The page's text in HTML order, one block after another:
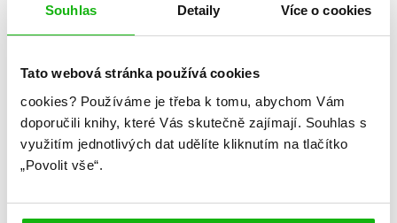
Souhlas Detaily Více o cookies
Tato webová stránka používá cookies
cookies? Používáme je třeba k tomu, abychom Vám
doporučili knihy, které Vás skutečně zajímají. Souhlas s
využitím jednotlivých dat udělíte kliknutím na tlačítko
„Povolit vše“.
Hmotnost 0,553 kg
Jazyk čeština
Řady Peppa Pig
Původní název
Peppa Pig - Peppa´s PopUP
Minibeasts
Původní jazyk